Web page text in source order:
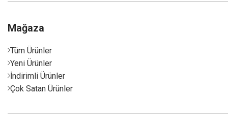
Mağaza
Tüm Ürünler
Yeni Ürünler
İndirimli Ürünler
Çok Satan Ürünler